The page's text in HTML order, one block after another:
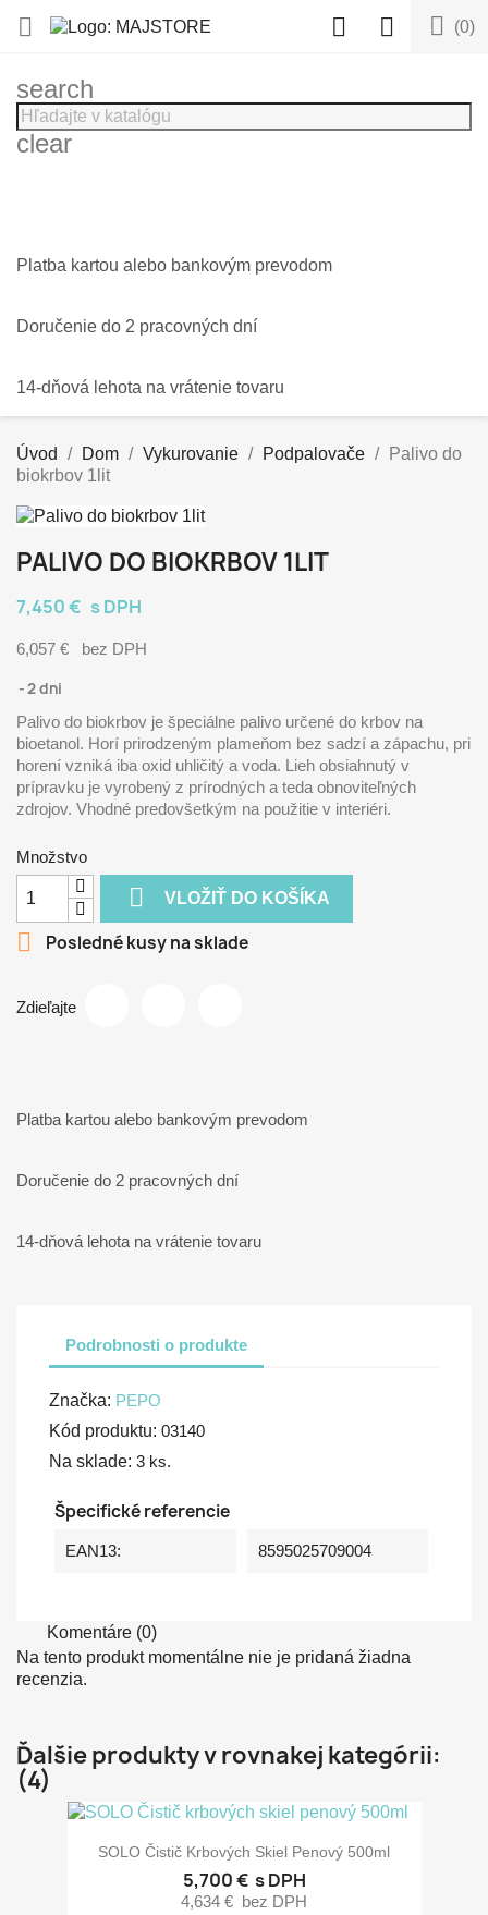
  (0)
 
search
clear
Platba kartou alebo bankovým prevodom
Doručenie do 2 pracovných dní
14-dňová lehota na vrátenie tovaru
Úvod Dom Vykurovanie Podpalovače
Palivo do
biokrbov 1lit
PALIVO DO BIOKRBOV 1LIT
7,450 € s DPH
6,057 € bez DPH
2 dni
Palivo do biokrbov je špeciálne palivo určené do krbov na
bioetanol. Horí prirodzeným plameňom bez sadzí a zápachu, pri
horení vzniká iba oxid uhličitý a voda. Lieh obsiahnutý v
prípravku je vyrobený z prírodných a teda obnoviteľných
zdrojov. Vhodné predovšetkým na použitie v interiéri.
Množstvo
 VLOŽIŤ DO KOŠÍKA
 Posledné kusy na sklade
Zdieľajte
Platba kartou alebo bankovým prevodom
Doručenie do 2 pracovných dní
14-dňová lehota na vrátenie tovaru
Podrobnosti o produkte
Značka: PEPO
Kód produktu: 03140
Na sklade: 3 ks.
Špecifické referencie
EAN13: 8595025709004
Komentáre (0)
Na tento produkt momentálne nie je pridaná žiadna
recenzia.
Ďalšie produkty v rovnakej kategórii:
(4)
SOLO Čistič Krbových Skiel Penový 500ml
5,700 € s DPH
4,634 € bez DPH